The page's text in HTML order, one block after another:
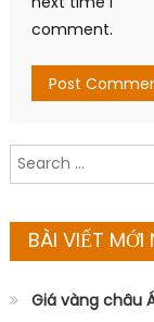
comment.
Search
for:
BÀI VIẾT MỚI
Giá vàng châu